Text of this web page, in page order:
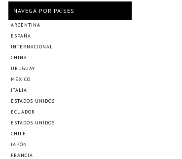
NAVEGÁ POR PAÍSES
ARGENTINA
ESPAÑA
INTERNACIONAL
CHINA
URUGUAY
MÉXICO
ITALIA
ESTADOS UNIDOS
ECUADOR
ESTADOS UNIDOS
CHILE
JAPÓN
FRANCIA